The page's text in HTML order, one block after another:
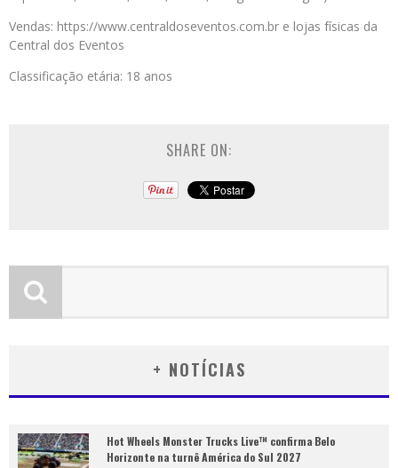
Vendas: https://www.centraldoseventos.com.br e lojas físicas da
Central dos Eventos
Classificação etária: 18 anos
SHARE ON:
+ NOTÍCIAS
Hot Wheels Monster Trucks Live™ confirma Belo
Horizonte na turnê América do Sul 2027